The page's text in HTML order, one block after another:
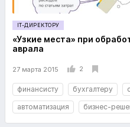
IT-ДИРЕКТОРУ
«Узкие места» при
аврала
27 марта 2015 2
финансисту бухгалтеру
автоматизация
бизнес-